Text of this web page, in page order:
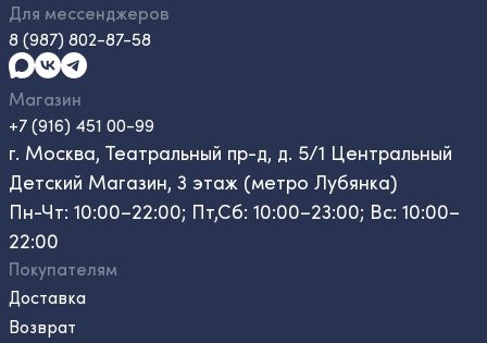
Для мессенджеров
8 (987) 802-87-58
Магазин
+7 (916) 451 00-99
г. Москва, Театральный пр-д, д. 5/1 Центральный
Детский Магазин, 3 этаж (метро Лубянка)
Пн-Чт: 10:00–22:00; Пт,Сб: 10:00–23:00; Вс: 10:00–
22:00
Покупателям
Доставка
Возврат